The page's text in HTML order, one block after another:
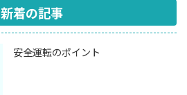
新着の記事
安全運転のポイント